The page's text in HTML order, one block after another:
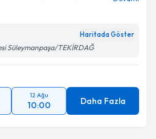
Haritada Göster
Süleymanpaşa/TEKİRDAĞ
12 Ağu
10:00 Daha Fazla